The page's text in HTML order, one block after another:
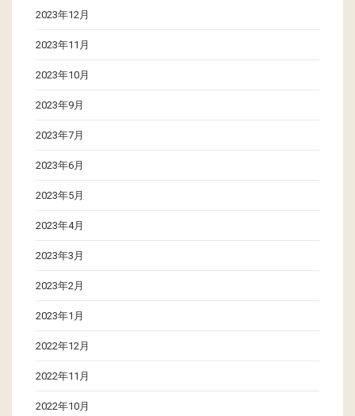
2023年12月
2023年11月
2023年10月
2023年9月
2023年7月
2023年6月
2023年5月
2023年4月
2023年3月
2023年2月
2023年1月
2022年12月
2022年11月
2022年10月